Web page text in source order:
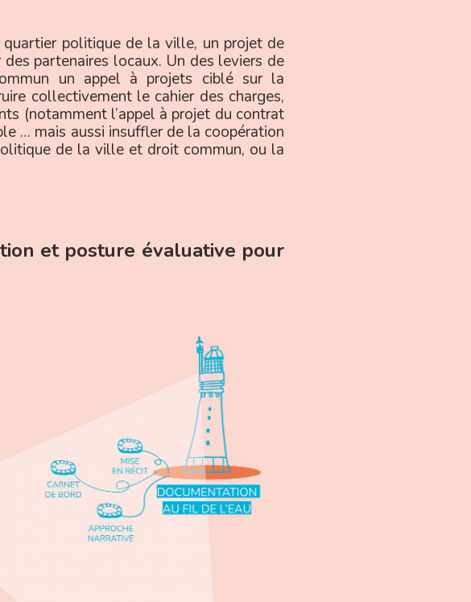
politique de la ville, un projet de
partenaires locaux. Un des leviers de
un appel à projets ciblé sur la
collectivement le cahier des charges,
(notamment l’appel à projet du contrat
… mais aussi insuffler de la coopération
de la ville et droit commun, ou la
et posture évaluative pour